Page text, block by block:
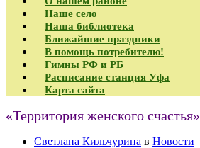
Наше село
Наша библиотека
Ближайшие праздники
В помощь потребителю!
Гимны РФ и РБ
Расписание станция Уфа
Карта сайта
«Территория женского счастья»
Светлана Кильчурина в Новости